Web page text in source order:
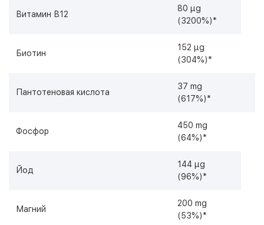
Витамин В12
80 µg
(3200%)*
Биотин
152 µg
(304%)*
Пантотеновая кислота
37 mg
(617%)*
Фосфор
450 mg
(64%)*
Йод
144 µg
(96%)*
Магний
200 mg
(53%)*